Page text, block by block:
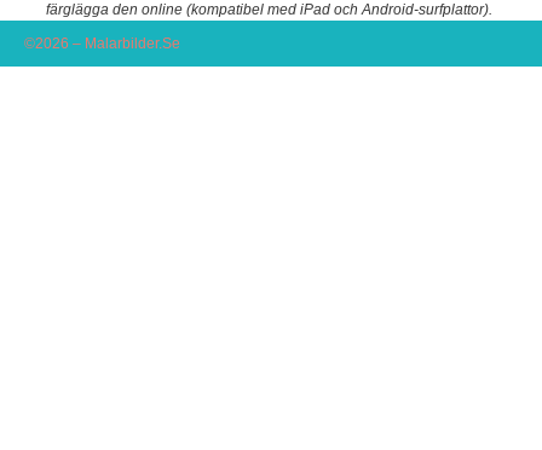
färglägga den online (kompatibel med iPad och Android-surfplattor).
©2026 – Malarbilder.Se